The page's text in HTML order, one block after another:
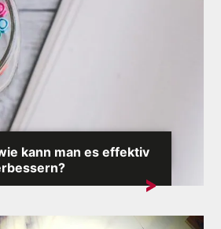
kann man es effektiv
der wertvollsten